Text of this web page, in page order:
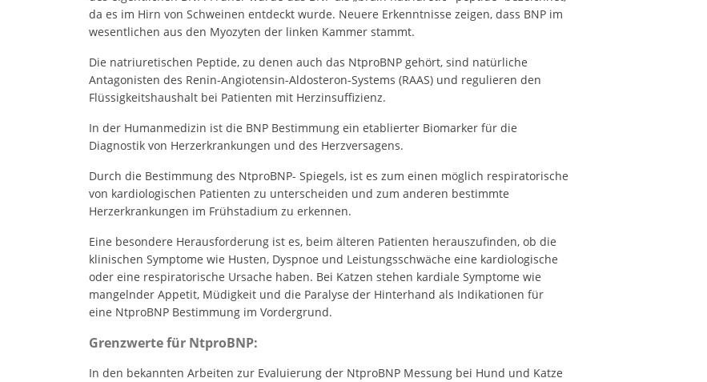
da es im Hirn von Schweinen entdeckt wurde. Neuere Erkenntnisse zeigen, dass BNP im
wesentlichen aus den Myozyten der linken Kammer stammt.
Die natriuretischen Peptide, zu denen auch das NtproBNP gehört, sind natürliche
Antagonisten des Renin-Angiotensin-Aldosteron-Systems (RAAS) und regulieren den
Flüssigkeitshaushalt bei Patienten mit Herzinsuffizienz.
In der Humanmedizin ist die BNP Bestimmung ein etablierter Biomarker für die
Diagnostik von Herzerkrankungen und des Herzversagens.
Durch die Bestimmung des NtproBNP- Spiegels, ist es zum einen möglich respiratorische
von kardiologischen Patienten zu unterscheiden und zum anderen bestimmte
Herzerkrankungen im Frühstadium zu erkennen.
Eine besondere Herausforderung ist es, beim älteren Patienten herauszufinden, ob die
klinischen Symptome wie Husten, Dyspnoe und Leistungsschwäche eine kardiologische
oder eine respiratorische Ursache haben. Bei Katzen stehen kardiale Symptome wie
mangelnder Appetit, Müdigkeit und die Paralyse der Hinterhand als Indikationen für
eine NtproBNP Bestimmung im Vordergrund.
Grenzwerte für NtproBNP:
In den bekannten Arbeiten zur Evaluierung der NtproBNP Messung bei Hund und Katze